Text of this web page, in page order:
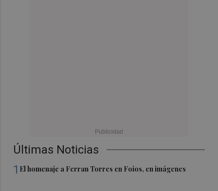
Últimas Noticias
1 El homenaje a Ferran Torres en Foios, en imágenes